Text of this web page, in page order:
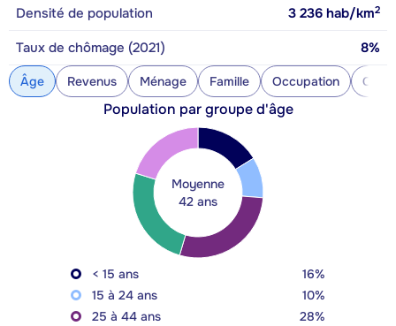
Densité de population 3 236 hab/km2
Taux de chômage (2021) 8%
Âge Revenus Ménage Famille Occupation
Population par groupe d'âge
Moyenne
42 ans
< 15 ans
16%
15 à 24 ans
10%
25 à 44 ans
28%